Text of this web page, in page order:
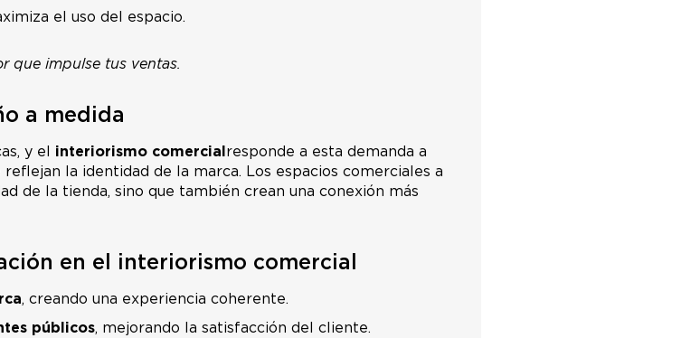
el uso del espacio.
que impulse tus ventas.
a medida
y el interiorismo comercial responde a esta demanda a
la identidad de la marca. Los espacios comerciales a
de la tienda, sino que también crean una conexión más
en el interiorismo comercial
, creando una experiencia coherente.
públicos, mejorando la satisfacción del cliente.